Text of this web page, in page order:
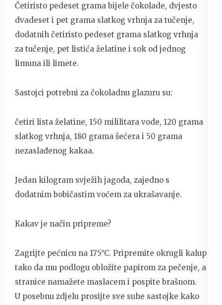
Četiristo pedeset grama bijele čokolade, dvjesto
dvadeset i pet grama slatkog vrhnja za tučenje,
dodatnih četiristo pedeset grama slatkog vrhnja
za tučenje, pet listića želatine i sok od jednog
limuna ili limete.
Sastojci potrebni za čokoladnu glazuru su:
četiri lista želatine, 150 mililitara vode, 120 grama
slatkog vrhnja, 180 grama šećera i 50 grama
nezaslađenog kakaa.
Jedan kilogram svježih jagoda, zajedno s
dodatnim bobičastim voćem za ukrašavanje.
Kakav je način pripreme?
Zagrijte pećnicu na 175°C. Pripremite okrugli kalup
tako da mu podlogu obložite papirom za pečenje, a
stranice namažete maslacem i pospite brašnom.
U posebnu zdjelu prosijte sve suhe sastojke kako